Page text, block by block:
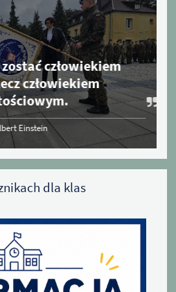
człowiekiem
człowiekiem
Einstein
dla klas